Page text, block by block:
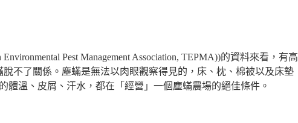
Pest Management Association, TEPMA))的資料來看，有高
不了關係。塵蟎是無法以肉眼觀察得見的，床、枕、棉被以及床墊
體溫、皮屑、汗水，都在「經營」一個塵蟎農場的絕佳條件。